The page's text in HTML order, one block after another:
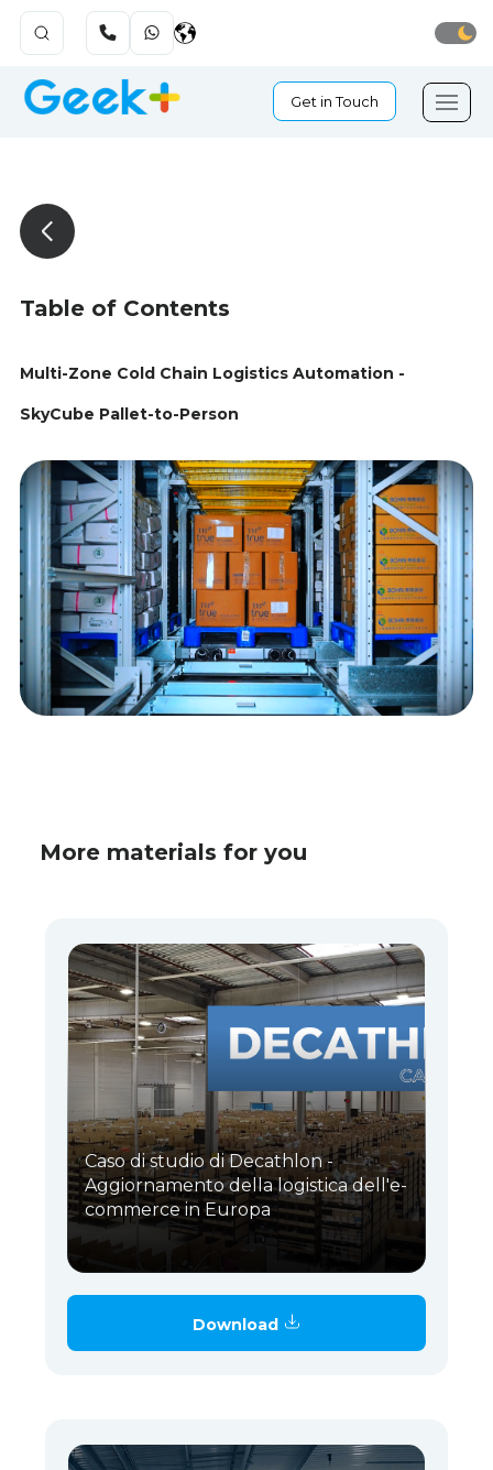
Get in Touch
Table of Contents
Multi-Zone Cold Chain Logistics Automation -
SkyCube Pallet-to-Person
More materials for you
Caso di studio di Decathlon -
Aggiornamento della logistica dell'e-
commerce in Europa
Download